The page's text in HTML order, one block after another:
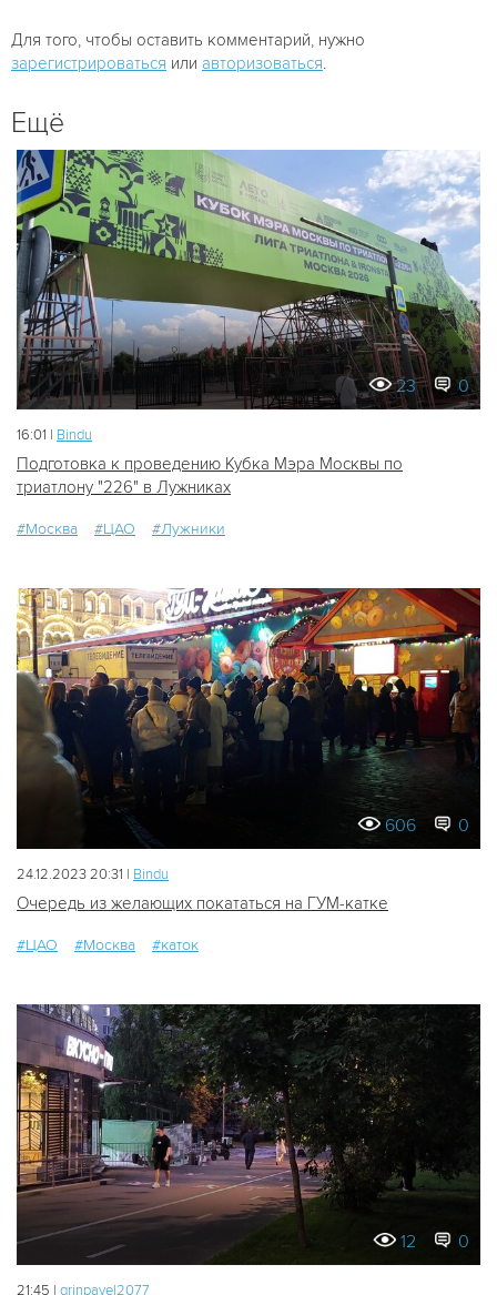
Для того, чтобы оставить комментарий, нужно
зарегистрироваться или авторизоваться
Ещё
23 0
16:01 | Bindu
Подготовка к проведению Кубка Мэра Москвы по
триатлону "226" в Лужниках
#Москва #ЦАО #Лужники
606 0
24.12.2023 20:31 | Bindu
Очередь из желающих покататься на ГУМ-катке
#ЦАО #Москва #каток
12 0
21:45 | grinpavel2077